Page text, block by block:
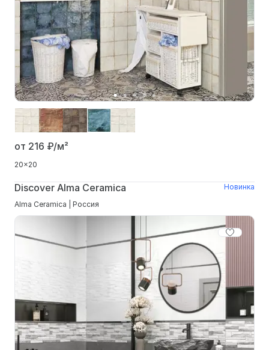
от 216 ₽/м²
20x20
Discover Alma Ceramica
Новинка
Alma Ceramica | Россия